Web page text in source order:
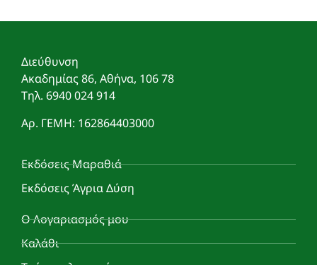
Διεύθυνση
Ακαδημίας 86, Αθήνα, 106 78
Τηλ. 6940 024 914
Αρ. ΓΕΜΗ: 162864403000
Εκδόσεις Μαραθιά
Εκδόσεις Άγρια Δύση
Ο Λογαριασμός μου
Καλάθι